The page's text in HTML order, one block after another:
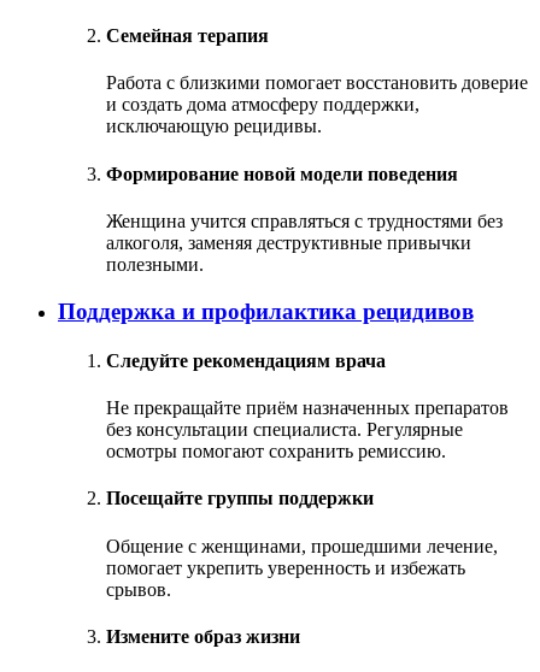
Семейная терапия
Работа с близкими помогает восстановить доверие
и создать дома атмосферу поддержки,
исключающую рецидивы.
Формирование новой модели поведения
Женщина учится справляться с трудностями без
алкоголя, заменяя деструктивные привычки
полезными.
Поддержка и профилактика рецидивов
Следуйте рекомендациям врача
Не прекращайте приём назначенных препаратов
без консультации специалиста. Регулярные
осмотры помогают сохранить ремиссию.
Посещайте группы поддержки
Общение с женщинами, прошедшими лечение,
помогает укрепить уверенность и избежать
срывов.
Измените образ жизни